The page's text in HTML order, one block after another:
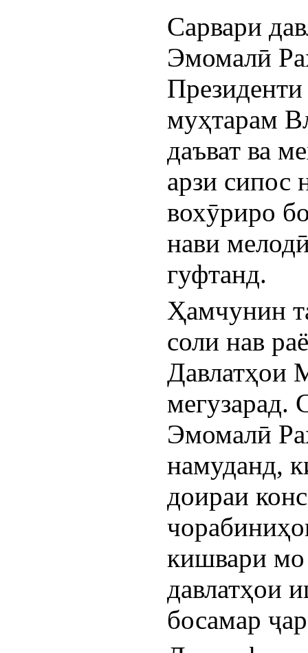
Сарвари
Эмомалӣ
муҳтарам
даъват ва
арзи сипос
вохӯриро
нави
гуфтанд.
Ҳамчунин
соли нав
Давлатҳои
мегузарад.
Эмомалӣ
намуданд,
доираи
кишвари мо
давлатҳои
босамар